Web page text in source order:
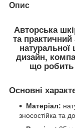
Опис
Авторська
та практичний
натуральної
дизайн,
що робить
Основні
Матеріал:
зносостійка та